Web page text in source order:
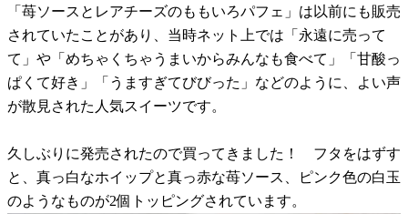
「苺ソースとレアチーズのももいろパフェ」は以前にも販売
されていたことがあり、当時ネット上では「永遠に売って
て」や「めちゃくちゃうまいからみんなも食べて」「甘酸っ
ぱくて好き」「うますぎてびびった」などのように、よい声
が散見された人気スイーツです。
久しぶりに発売されたので買ってきました！ フタをはずす
と、真っ白なホイップと真っ赤な苺ソース、ピンク色の白玉
のようなものが2個トッピングされています。